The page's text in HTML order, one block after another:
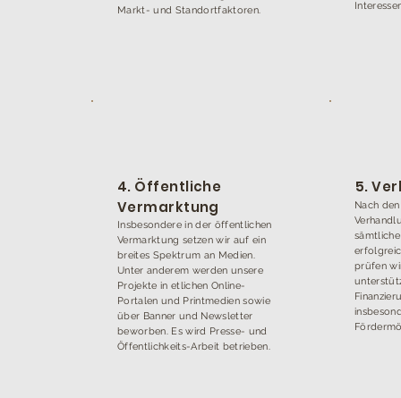
Markt- und Standortfaktoren.
4. Öffentliche
Vermarktung
Insbesondere in der öffentlichen
Vermarktung setzen wir auf ein
breites Spektrum an Medien.
Unter anderem werden unsere
Projekte in etlichen Online-
Portalen und Printmedien sowie
über Banner und Newsletter
beworben. Es wird Presse- und
Öffentlichkeits-Arbeit betrieben.
5.
Nach
prüfen